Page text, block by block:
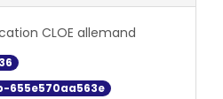
CLOE allemand